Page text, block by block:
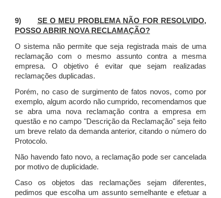
9) SE O MEU PROBLEMA NÃO FOR RESOLVIDO,
POSSO ABRIR NOVA RECLAMAÇÃO?
O sistema não permite que seja registrada mais de uma
reclamação com o mesmo assunto contra a mesma
empresa. O objetivo é evitar que sejam realizadas
reclamações duplicadas.
Porém, no caso de surgimento de fatos novos, como por
exemplo, algum acordo não cumprido, recomendamos que
se abra uma nova reclamação contra a empresa em
questão e no campo "Descrição da Reclamação" seja feito
um breve relato da demanda anterior, citando o número do
Protocolo.
Não havendo fato novo, a reclamação pode ser cancelada
por motivo de duplicidade.
Caso os objetos das reclamações sejam diferentes,
pedimos que escolha um assunto semelhante e efetuar a